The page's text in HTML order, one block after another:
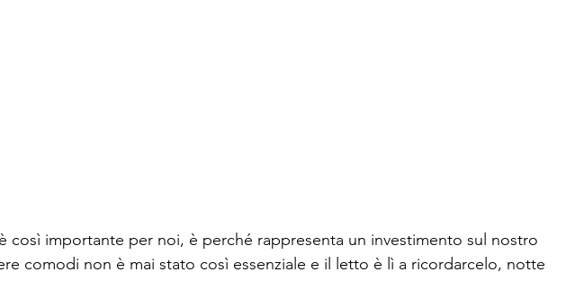
così importante per noi, è perché rappresenta un investimento sul nostro
comodi non è mai stato così essenziale e il letto è lì a ricordarcelo, notte